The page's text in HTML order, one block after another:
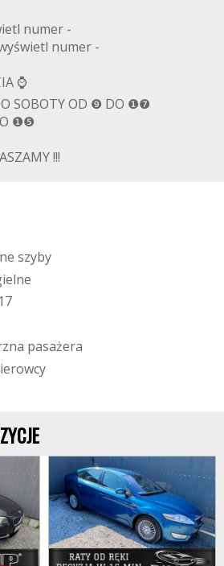
numer -
numer -
⌚
SOBOTY OD ❾ DO ❶❼
❶❺
!!!
ne szyby
ielne
17
zna pasażera
ierowcy